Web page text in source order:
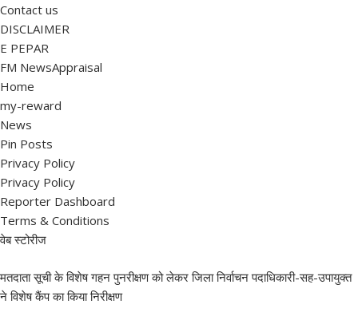
Contact us
DISCLAIMER
E PEPAR
FM NewsAppraisal
Home
my-reward
News
Pin Posts
Privacy Policy
Privacy Policy
Reporter Dashboard
Terms & Conditions
वेब स्टोरीज
मतदाता सूची के विशेष गहन पुनरीक्षण को लेकर जिला निर्वाचन पदाधिकारी-सह-उपायुक्त
ने विशेष कैंप का किया निरीक्षण